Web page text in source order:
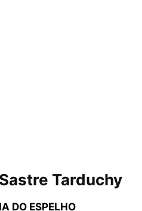
Tarduchy
DO ESPELHO